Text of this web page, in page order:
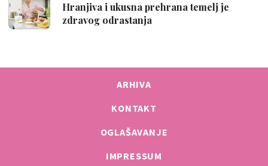
Hranjiva i ukusna prehrana temelj je
zdravog odrastanja
ARHIVA
KONTAKT
OGLAŠAVANJE
IMPRESSUM